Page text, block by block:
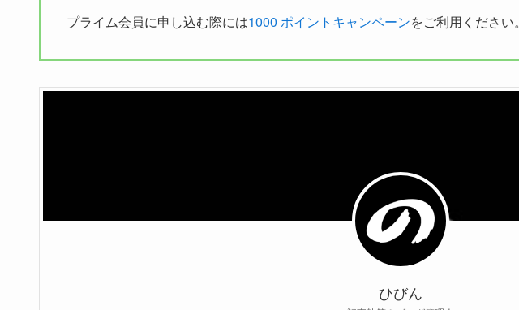
プライム会員に申し込む際には1000 ポイントキャンペーンをご利用ください。
ひびん